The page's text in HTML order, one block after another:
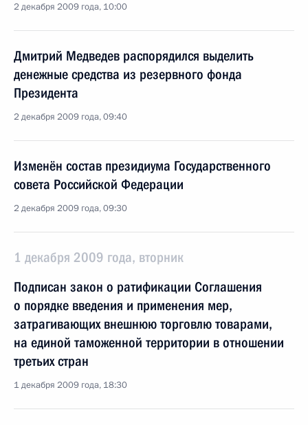
2 декабря 2009 года, 10:00
Дмитрий Медведев распорядился выделить
денежные средства из резервного фонда
Президента
2 декабря 2009 года, 09:40
Изменён состав президиума Государственного
совета Российской Федерации
2 декабря 2009 года, 09:30
1 декабря 2009 года, вторник
Подписан закон о ратификации Соглашения
о порядке введения и применения мер,
затрагивающих внешнюю торговлю товарами,
на единой таможенной территории в отношении
третьих стран
1 декабря 2009 года, 18:30